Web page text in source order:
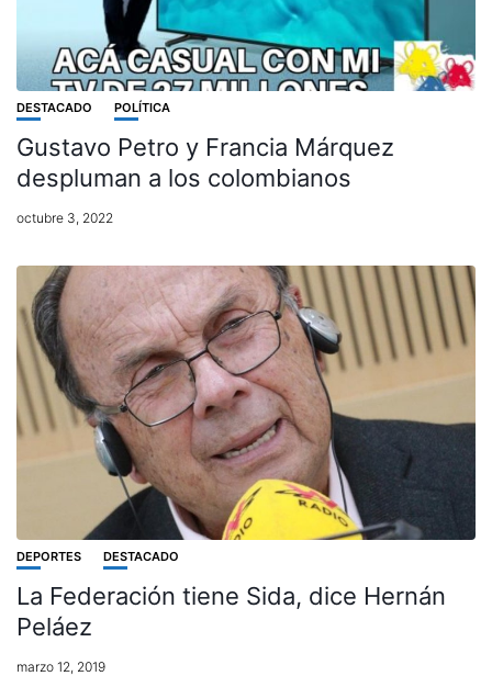
DESTACADO POLÍTICA
Gustavo Petro y Francia Márquez
despluman a los colombianos
octubre 3, 2022
DEPORTES DESTACADO
La Federación tiene Sida, dice Hernán
Peláez
marzo 12, 2019